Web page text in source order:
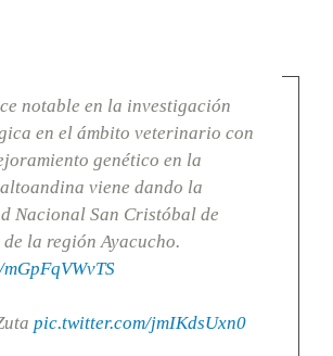
notable en la investigación
en el ámbito veterinario con
genético en la
viene dando la
Nacional San Cristóbal de
la región Ayacucho.
pic.twitter.com/jmIKdsUxn0